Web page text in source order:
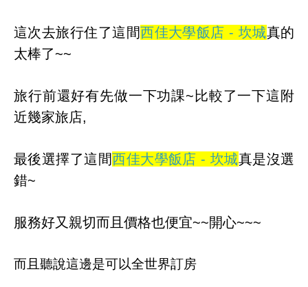
這次去旅行住了這間西佳大學飯店 - 坎城真的
太棒了~~
旅行前還好有先做一下功課~比較了一下這附
近幾家旅店,
最後選擇了這間西佳大學飯店 - 坎城真是沒選
錯~
服務好又親切而且價格也便宜~~開心~~~
而且聽說這邊是可以全世界訂房